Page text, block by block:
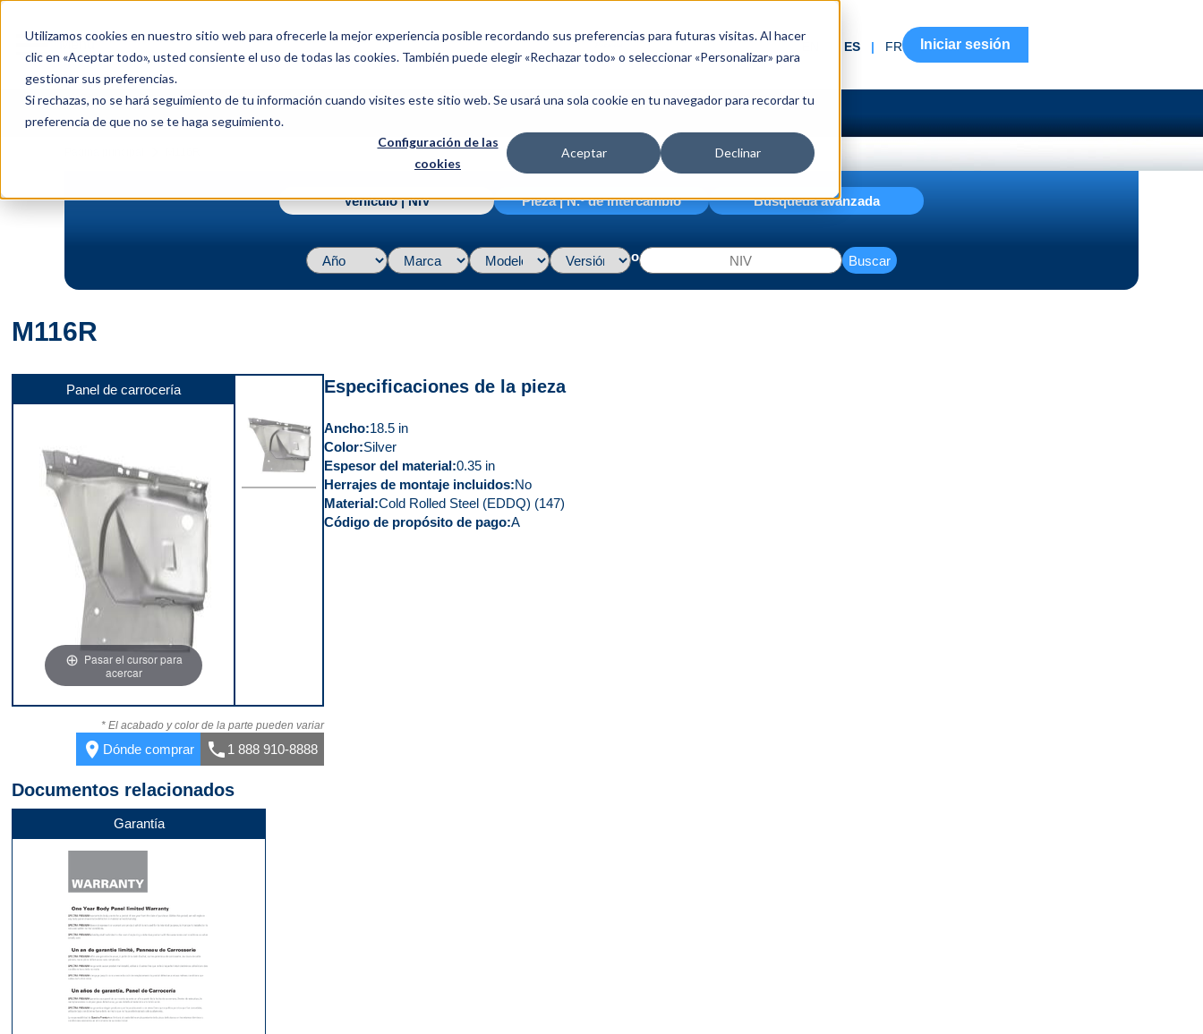
Utilizamos cookies en nuestro sitio web para ofrecerle la mejor experiencia posible recordando sus preferencias para futuras visitas. Al hacer
clic en «Aceptar todo», usted consiente el uso de todas las cookies. También puede elegir «Rechazar todo» o seleccionar «Personalizar» para
gestionar sus preferencias.
Si rechazas, no se hará seguimiento de tu información cuando visites este sitio web. Se usará una sola cookie en tu navegador para recordar tu
preferencia de que no se te haga seguimiento.
Configuración de las
cookies
Aceptar Declinar
menu Menu ES | FR Iniciar sesión
Vehículo | NIV Pieza | N.º de intercambio Búsqueda avanzada
o Buscar
M116R
Panel de carrocería
Pasar el cursor para
acercar
* El acabado y color de la parte pueden variar
place Dónde comprar call 1 888 910-8888
Especificaciones de la pieza
Ancho 18.5 in
Color Silver
Espesor del material 0.35 in
Herrajes de montaje incluidos No
Material Cold Rolled Steel (EDDQ) (147)
Código de propósito de pago A
Documentos relacionados
Garantía